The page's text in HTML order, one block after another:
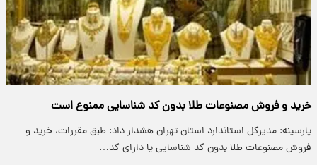
خرید و فروش مصنوعات طلا بدون کد شناسایی ممنوع است
پارسینه: مدیرکل استاندارد استان تهران هشدار داد: طبق مقررات، خرید و
فروش مصنوعات طلا بدون کد شناسایی یا دارای کد…